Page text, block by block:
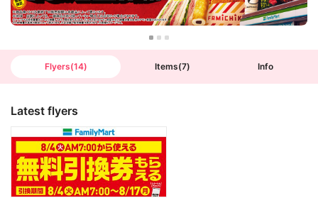
Flyers(14) Items(7) Info
Latest flyers